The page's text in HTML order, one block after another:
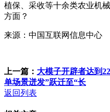
植保、采收等十余类农业机
方面？
来源：中国互联网信息中心
上一篇： 大模子开辟者达到22
单场景迸发”跃迁至“长
返回列表